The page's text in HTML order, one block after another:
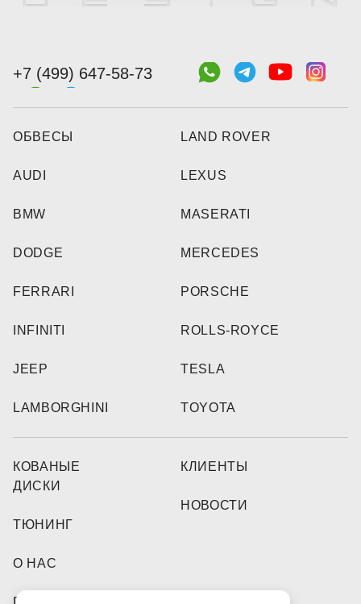
+7 (499) 647-58-73
ОБВЕСЫ
AUDI
BMW
DODGE
FERRARI
INFINITI
JEEP
LAMBORGHINI
LAND ROVER
LEXUS
MASERATI
MERCEDES
PORSCHE
ROLLS-ROYCE
TESLA
TOYOTA
КОВАНЫЕ
ДИСКИ
ТЮНИНГ
О НАС
КЛИЕНТЫ
НОВОСТИ